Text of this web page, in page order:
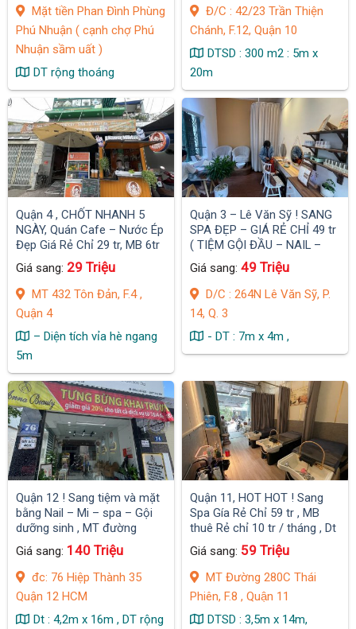
Mặt tiền Phan Đình Phùng
Phú Nhuận ( cạnh chợ Phú
Nhuận sầm uất )
DT rộng thoáng
Đ/C : 42/23 Trần Thiện
Chánh, F.12, Quận 10
DTSD : 300 m2 : 5m x
20m
Quận 4 , CHỐT NHANH 5
NGÀY, Quán Cafe – Nước Ép
Đẹp Giá Rẻ Chỉ 29 tr, MB 6tr
/ tháng
Giá sang: 29 Triệu
MT 432 Tôn Đản, F.4 ,
Quận 4
– Diện tích vỉa hè ngang
5m
Quận 3 – Lê Văn Sỹ ! SANG
SPA ĐẸP – GIÁ RẺ CHỈ 49 tr
( TIỆM GỘI ĐẦU – NAIL –
BODY )
Giá sang: 49 Triệu
D/C : 264N Lê Văn Sỹ, P.
14, Q. 3
- DT : 7m x 4m ,
Quận 12 ! Sang tiệm và mặt
bằng Nail – Mi – spa – Gội
dưỡng sinh , MT đường
đông
Giá sang: 140 Triệu
đc: 76 Hiệp Thành 35
Quận 12 HCM
Dt : 4,2m x 16m , DT rộng
Quận 11, HOT HOT ! Sang
Spa Gía Rẻ Chỉ 59 tr , MB
thuê Rẻ chỉ 10 tr / tháng , Dt
: 3,5m x 14m . 1 trệt 1 lầu
Giá sang: 59 Triệu
MT Đường 280C Thái
Phiên, F.8 , Quận 11
DTSD : 3,5m x 14m,